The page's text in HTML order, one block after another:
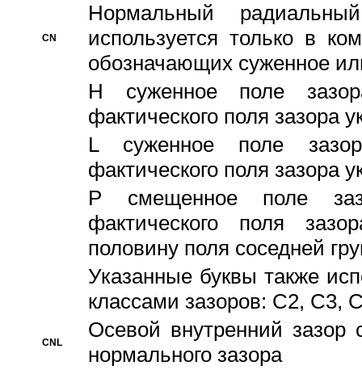
CN
Hормальный
используется только в
обозначающих суженное
H суженное поле
фактического поля зазора
L суженное поле
фактического поля зазора
P смещенное поле
фактического поля
половину поля соседней
Указанные буквы также
классами зазоров: С2,
CNL
Осевой внутренний зазор
нормального зазора